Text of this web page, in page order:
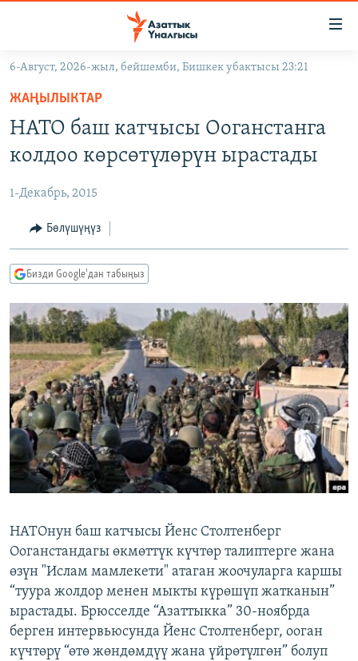
Навигацияга
өтүңүз
Издөөгө
салыңыз
КЫРГЫЗСТАН
ЭКОНОМИКА
МАДАНИЯТ
БОРБОР АЗИЯ
АТАЙЫН ИЛИКТӨӨ
ТВ ПРОГРАММАЛАР
ЭКСПЕРТТЕР ТАЛДАЙТ
БИЗ ЖАНА ДҮЙНӨ
ДАНИСТЕ
ЭЖЕ-СИҢДИЛЕР
АЗАТТЫК+
ЫҢГАЙСЫЗ СУРООЛОР
ӨЗГӨЧӨ ПИКИР
Русский
ОНЛАЙН ШЕРИНЕ
ЭЕ/АРнун бардык сайттары
6-Август, 2026-жыл, бейшемби, Бишкек убактысы 23:21
ЖАҢЫЛЫКТАР
НАТО баш катчысы Ооганстанга
колдоо көрсөтүлөрүн ырастады
1-Декабрь, 2015
Бөлүшүңүз
Бизди Google'дан табыңыз
НАТОнун баш катчысы Йенс Столтенберг
Ооганстандагы өкмөттүк күчтөр талиптерге жана
өзүн "Ислам мамлекети" атаган жоочуларга каршы
“туура жолдор менен мыкты күрөшүп жатканын”
ырастады. Брюсселде “Азаттыкка” 30-ноябрда
берген интервьюсунда Йенс Столтенберг, ооган
күчтөрү “өтө жөндөмдүү жана үйрөтүлгөн” болуп